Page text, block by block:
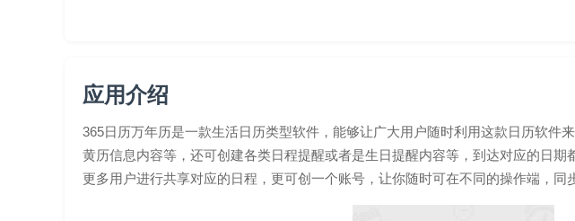
应用介绍
365日历万年历是一款生活日历类型软件，能够让广大用户随时利用这款日历软件
黄历信息内容等，还可创建各类日程提醒或者是生日提醒内容等，到达对应的日
更多用户进行共享对应的日程，更可创一个账号，让你随时可在不同的操作端，同